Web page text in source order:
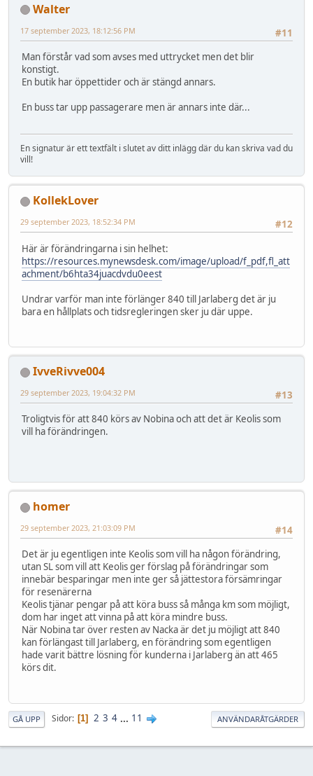
Walter
#11
17 september 2023, 18:12:56 PM
Man förstår vad som avses med uttrycket men det blir
konstigt.
En butik har öppettider och är stängd annars.
En buss tar upp passagerare men är annars inte där...
En signatur är ett textfält i slutet av ditt inlägg där du kan skriva vad du
vill!
KollekLover
#12
29 september 2023, 18:52:34 PM
Här är förändringarna i sin helhet:
https://resources.mynewsdesk.com/image/upload/f_pdf,fl_att
achment/b6hta34juacdvdu0eest
Undrar varför man inte förlänger 840 till Jarlaberg det är ju
bara en hållplats och tidsregleringen sker ju där uppe.
IvveRivve004
#13
29 september 2023, 19:04:32 PM
Troligtvis för att 840 körs av Nobina och att det är Keolis som
vill ha förändringen.
homer
#14
29 september 2023, 21:03:09 PM
Det är ju egentligen inte Keolis som vill ha någon förändring,
utan SL som vill att Keolis ger förslag på förändringar som
innebär besparingar men inte ger så jättestora försämringar
för resenärerna
Keolis tjänar pengar på att köra buss så många km som möjligt,
dom har inget att vinna på att köra mindre buss.
När Nobina tar över resten av Nacka är det ju möjligt att 840
kan förlängast till Jarlaberg, en förändring som egentligen
hade varit bättre lösning för kunderna i Jarlaberg än att 465
körs dit.
GÅ UPP Sidor 1 2 3 4 ... 11 ANVÄNDARÅTGÄRDER